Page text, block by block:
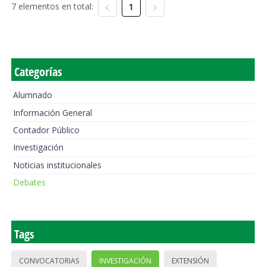
7 elementos en total: 1
Categorías
Alumnado
Información General
Contador Público
Investigación
Noticias institucionales
Debates
Tags
CONVOCATORIAS INVESTIGACIÓN EXTENSIÓN